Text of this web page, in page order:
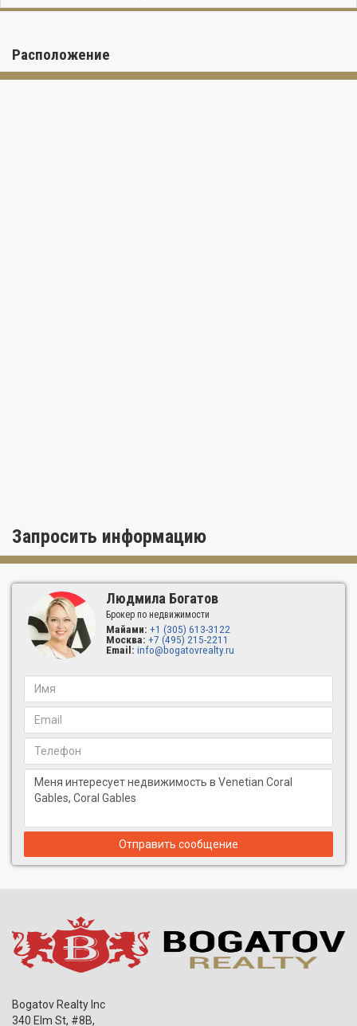
Расположение
Запросить информацию
Людмила Богатов
Брокер по недвижимости
Майами: +1 (305) 613-3122
Москва: +7 (495) 215-2211
Email: info@bogatovrealty.ru
Отправить сообщение
Bogatov Realty Inc
340 Elm St, #8B,